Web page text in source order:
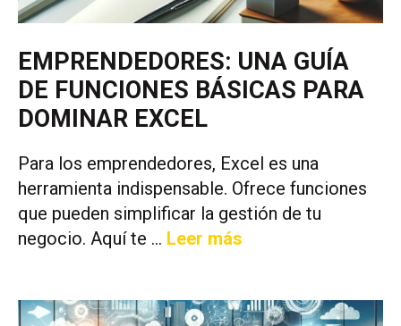
EMPRENDEDORES: UNA GUÍA
DE FUNCIONES BÁSICAS PARA
DOMINAR EXCEL
Para los emprendedores, Excel es una
herramienta indispensable. Ofrece funciones
que pueden simplificar la gestión de tu
negocio. Aquí te … Leer más